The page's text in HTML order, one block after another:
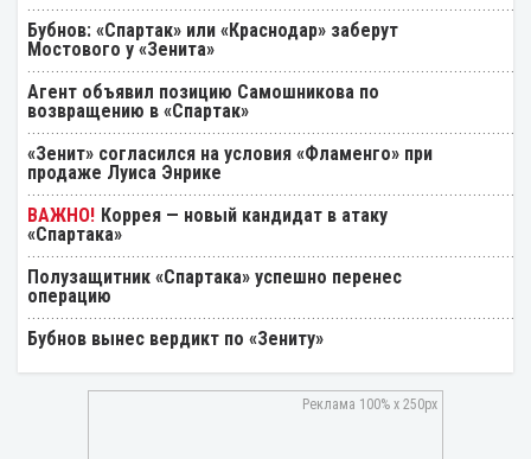
Бубнов: «Спартак» или «Краснодар» заберут
Мостового у «Зенита»
Агент объявил позицию Самошникова по
возвращению в «Спартак»
«Зенит» согласился на условия «Фламенго» при
продаже Луиса Энрике
Коррея — новый кандидат в атаку
«Спартака»
Полузащитник «Спартака» успешно перенес
операцию
Бубнов вынес вердикт по «Зениту»